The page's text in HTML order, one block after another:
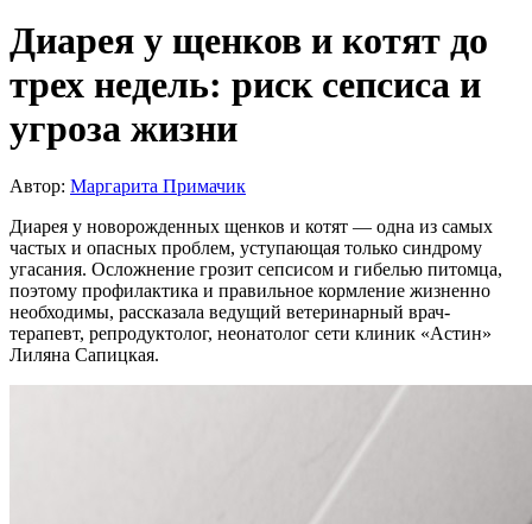
Диарея у щенков и котят до
трех недель: риск сепсиса и
угроза жизни
Автор: Маргарита Примачик
Диарея у новорожденных щенков и котят — одна из самых
частых и опасных проблем, уступающая только синдрому
угасания. Осложнение грозит сепсисом и гибелью питомца,
поэтому профилактика и правильное кормление жизненно
необходимы, рассказала ведущий ветеринарный врач-
терапевт, репродуктолог, неонатолог сети клиник «Астин»
Лиляна Сапицкая.